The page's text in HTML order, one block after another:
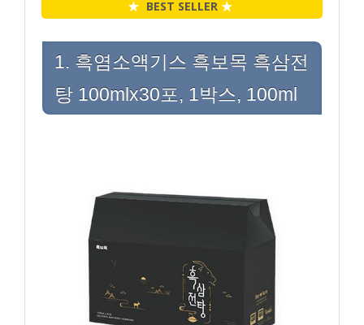
★ BEST SELLER ★
1. 흑염소액기스 흑보목 흑삼전
탕 100mlx30포, 1박스, 100ml